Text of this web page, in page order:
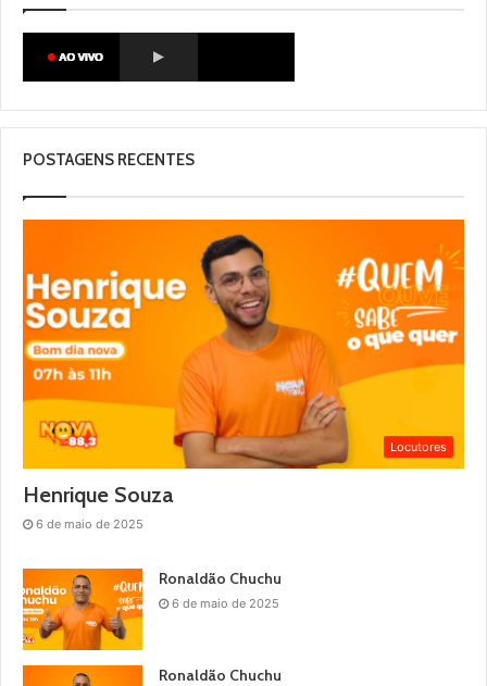
POSTAGENS RECENTES
Locutores
Henrique Souza
6 de maio de 2025
Ronaldão Chuchu
6 de maio de 2025
Ronaldão Chuchu